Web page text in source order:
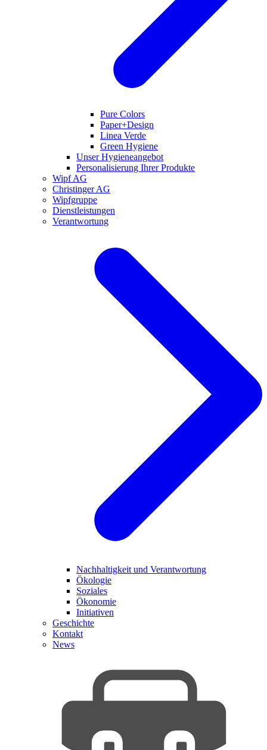
Pure Colors
Paper+Design
Linea Verde
Green Hygiene
Unser Hygieneangebot
Personalisierung Ihrer Produkte
Wipf AG
Christinger AG
Wipfgruppe
Dienstleistungen
Verantwortung
Nachhaltigkeit und Verantwortung
Ökologie
Soziales
Ökonomie
Initiativen
Geschichte
Kontakt
News